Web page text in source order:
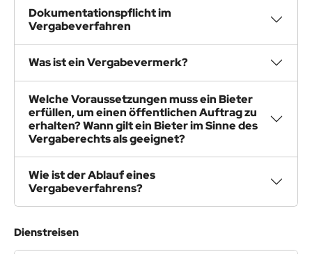
Dokumentationspflicht im
Vergabeverfahren
Was ist ein Vergabevermerk?
Welche Voraussetzungen muss ein Bieter
erfüllen, um einen öffentlichen Auftrag zu
erhalten? Wann gilt ein Bieter im Sinne des
Vergaberechts als geeignet?
Wie ist der Ablauf eines
Vergabeverfahrens?
Dienstreisen